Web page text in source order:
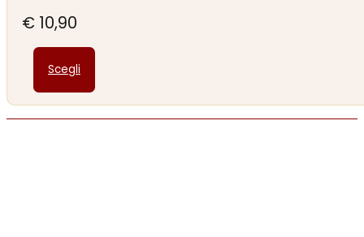
€ 10,90
Scegli
prodotto
ha